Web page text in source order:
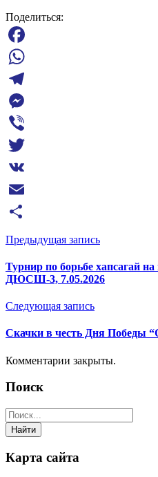
Поделиться:
Facebook
WhatsApp
Telegram
Messenger
Viber
Twitter
VK
Email
Отправить
Предыдущая запись
Турнир по борьбе хапсагай
ДЮСШ-3, 7.05.2026
Следующая запись
Скачки в честь Дня Победы
Комментарии закрыты.
Поиск
Карта сайта